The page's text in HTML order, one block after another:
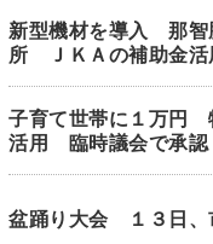
新型機材を導入 那
所 ＪＫＡの補助金活
子育て世帯に１万円
活用 臨時議会で承認
盆踊り大会 １３日、